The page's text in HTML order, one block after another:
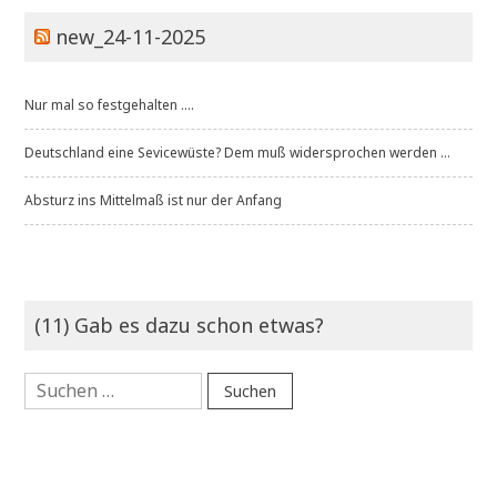
new_24-11-2025
Nur mal so festgehalten ....
Deutschland eine Sevicewüste? Dem muß widersprochen werden ...
Absturz ins Mittelmaß ist nur der Anfang
(11) Gab es dazu schon etwas?
Suchen
nach: